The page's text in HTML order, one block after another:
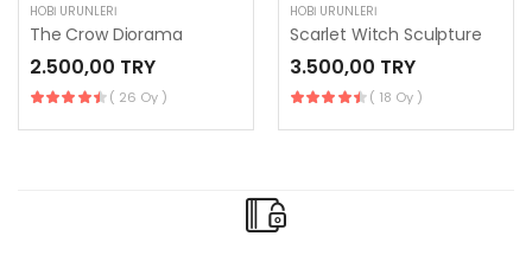
HOBI ÜRÜNLERI
The Crow Diorama
2.500,00 TRY
( 26 Oy )
HOBI ÜRÜNLERI
Scarlet Witch Sculpture
3.500,00 TRY
( 18 Oy )